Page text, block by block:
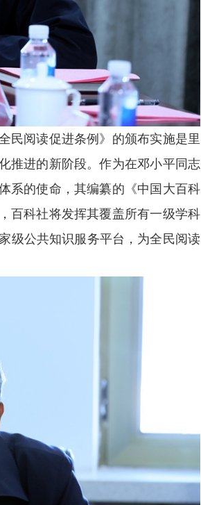
民阅读促进条例》的颁布实施是里
推进的新阶段。作为在邓小平同志
系的使命，其编纂的《中国大百科
百科社将发挥其覆盖所有一级学科
级公共知识服务平台，为全民阅读